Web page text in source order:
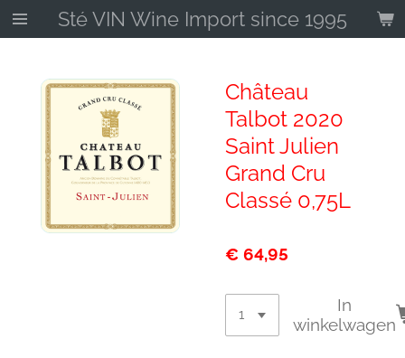
Ga
direct
hoofdinhoud
Sté VIN Wine Import since 1995
Château
Talbot 2020
Saint Julien
Grand Cru
Classé 0,75L
€ 64,95
In
winkelwagen